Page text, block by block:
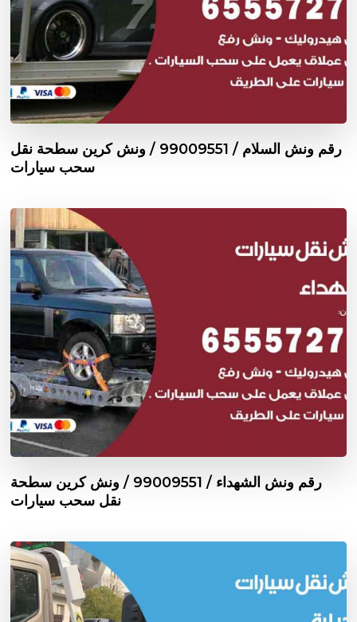
رقم ونش السلام / 99009551‬ / ونش كرين سطحة نقل
سحب سيارات
رقم ونش الشهداء / 99009551‬ / ونش كرين سطحة
نقل سحب سيارات